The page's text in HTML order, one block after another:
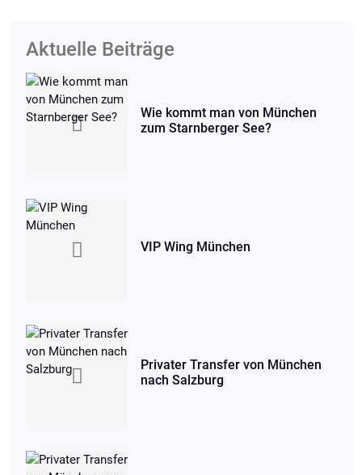
Aktuelle Beiträge
Wie kommt man von München
zum Starnberger See?
VIP Wing München
Privater Transfer von München
nach Salzburg